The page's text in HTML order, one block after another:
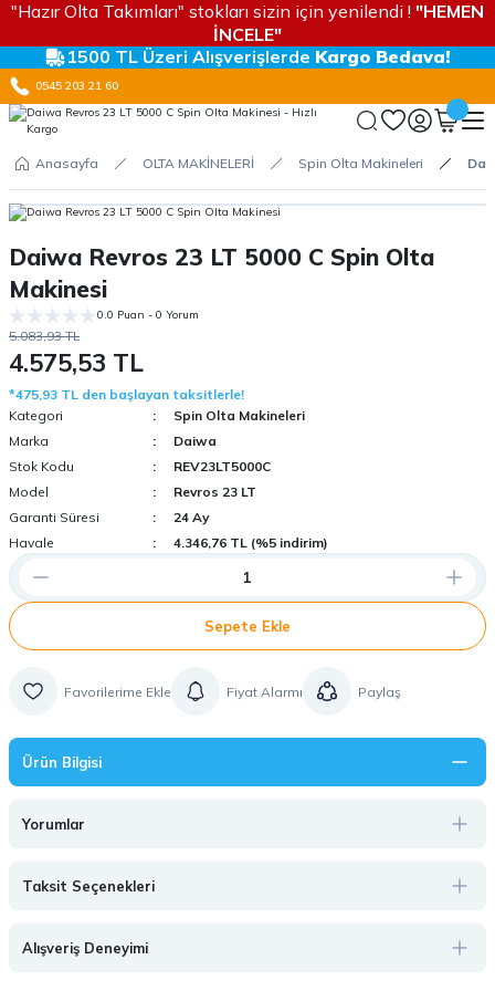
"Hazır Olta Takımları" stokları sizin için yenilendi ! "HEMEN
İNCELE"
1500 TL Üzeri Alışverişlerde Kargo Bedava!
0545 203 21 60
Anasayfa OLTA MAKİNELERİ Spin Olta Makineleri
Daiwa Revros 23 LT 5000 C Spin Olta
Makinesi
0.0 Puan - 0 Yorum
5.083,93 TL
4.575,53 TL
*475,93 TL den başlayan taksitlerle!
Kategori
Spin Olta Makineleri
Marka
Daiwa
Stok Kodu
REV23LT5000C
Model
Revros 23 LT
Garanti Süresi
24 Ay
Havale
4.346,76 TL (%5 indirim)
Sepete Ekle
Fiyat Alarmı Paylaş
Ürün Bilgisi
Yorumlar
Taksit Seçenekleri
Alışveriş Deneyimi